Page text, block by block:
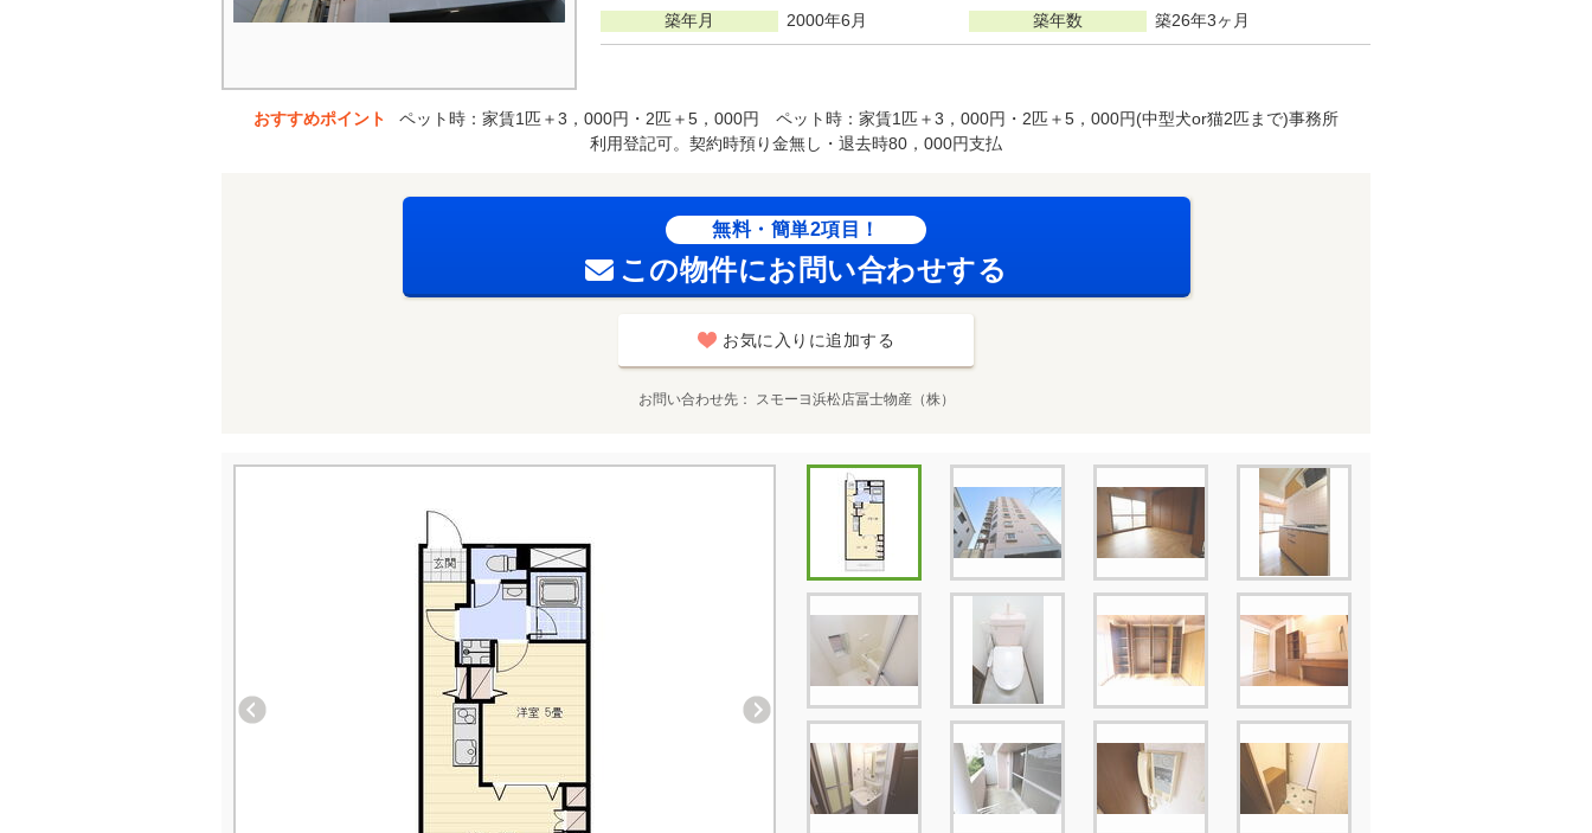
築年月 2000年6月 築年数 築26年3ヶ月
おすすめポイント
ペット時：家賃1匹＋3，000円・2匹＋5，000円 ペット時：家賃1匹＋3，000円・2匹＋5，000円(中型犬or猫2匹まで)事務所
利用登記可。契約時預り金無し・退去時80，000円支払
無料・簡単2項目！
この物件にお問い合わせする
お気に入りに追加する
お問い合わせ先 スモーヨ浜松店冨士物産（株）